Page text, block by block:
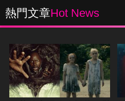
熱門文章Hot News